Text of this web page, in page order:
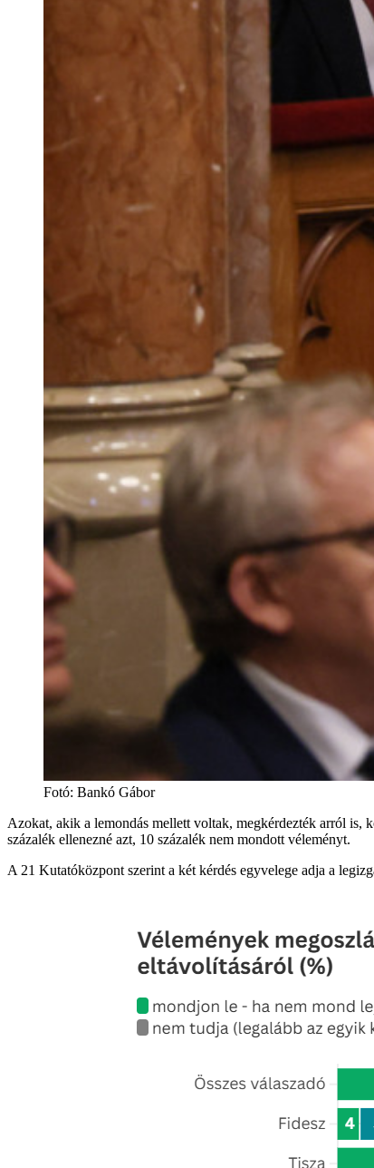
Fotó: Bankó Gábor
Azokat, akik a lemondás mellett voltak, megkérdezték arról is,
százalék ellenezné azt, 10 százalék nem mondott véleményt.
A 21 Kutatóközpont szerint a két kérdés egyvelege adja a